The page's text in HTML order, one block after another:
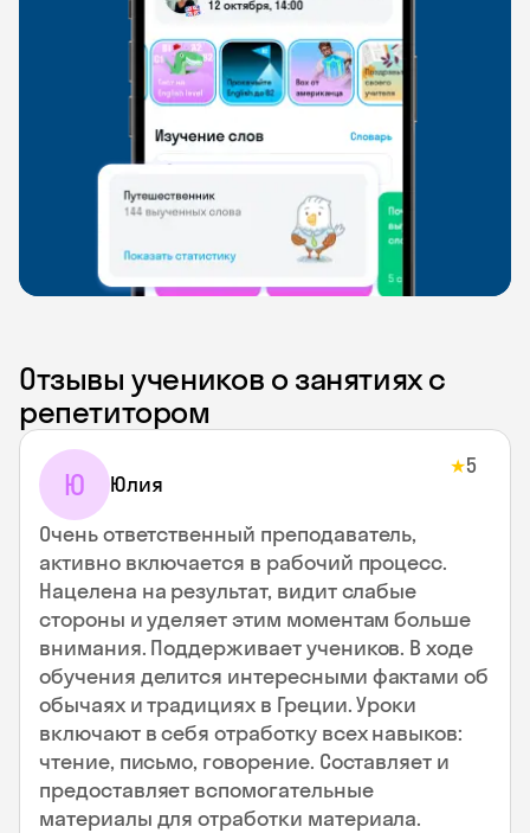
Отзывы учеников о занятиях с
репетитором
Ю Юлия
★5
Очень ответственный преподаватель,
активно включается в рабочий процесс.
Нацелена на результат, видит слабые
стороны и уделяет этим моментам больше
внимания. Поддерживает учеников. В ходе
обучения делится интересными фактами об
обычаях и традициях в Греции. Уроки
включают в себя отработку всех навыков:
чтение, письмо, говорение. Составляет и
предоставляет вспомогательные
материалы для отработки материала.